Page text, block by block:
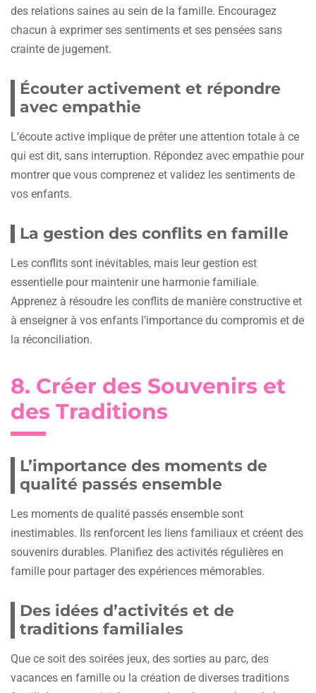
des relations saines au sein de la famille. Encouragez
chacun à exprimer ses sentiments et ses pensées sans
crainte de jugement.
Écouter activement et répondre
avec empathie
L’écoute active implique de prêter une attention totale à ce
qui est dit, sans interruption. Répondez avec empathie pour
montrer que vous comprenez et validez les sentiments de
vos enfants.
La gestion des conflits en famille
Les conflits sont inévitables, mais leur gestion est
essentielle pour maintenir une harmonie familiale.
Apprenez à résoudre les conflits de manière constructive et
à enseigner à vos enfants l’importance du compromis et de
la réconciliation.
8. Créer des Souvenirs et
des Traditions
L’importance des moments de
qualité passés ensemble
Les moments de qualité passés ensemble sont
inestimables. Ils renforcent les liens familiaux et créent des
souvenirs durables. Planifiez des activités régulières en
famille pour partager des expériences mémorables.
Des idées d’activités et de
traditions familiales
Que ce soit des soirées jeux, des sorties au parc, des
vacances en famille ou la création de diverses traditions